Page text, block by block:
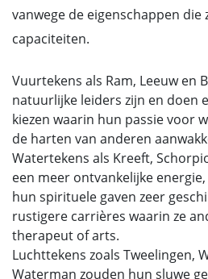
vanwege de eigenschappen
capaciteiten.
Vuurtekens als Ram, Leeuw en
natuurlijke leiders zijn en doen
kiezen waarin hun passie voor
de harten van anderen
Watertekens als Kreeft,
een meer ontvankelijke
hun spirituele gaven zeer
rustigere carrières waarin ze
therapeut of arts.
Luchttekens zoals Tweelingen,
Waterman zouden hun sluwe